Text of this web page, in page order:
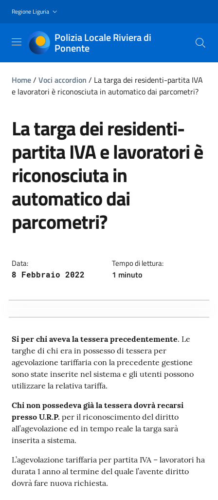
Regione Liguria
Polizia Locale Riviera di
Ponente
Home/ Voci accordion / La targa dei residenti-partita IVA
e lavoratori è riconosciuta in automatico dai parcometri?
La targa dei residenti-
partita IVA e lavoratori è
riconosciuta in
automatico dai
parcometri?
Data:
8 Febbraio 2022
Tempo di lettura:
1 minuto
Si per chi aveva la tessera precedentemente. Le
targhe di chi era in possesso di tessera per
agevolazione tariffaria con la precedente gestione
sono state inserite nel sistema e gli utenti possono
utilizzare la relativa tariffa.
Chi non possedeva già la tessera dovrà recarsi
presso U.R.P. per il riconoscimento del diritto
all’agevolazione ed in tempo reale la targa sarà
inserita a sistema.
L’agevolazione tariffaria per partita IVA – lavoratori ha
durata 1 anno al termine del quale l’avente diritto
dovrà fare nuova richiesta.